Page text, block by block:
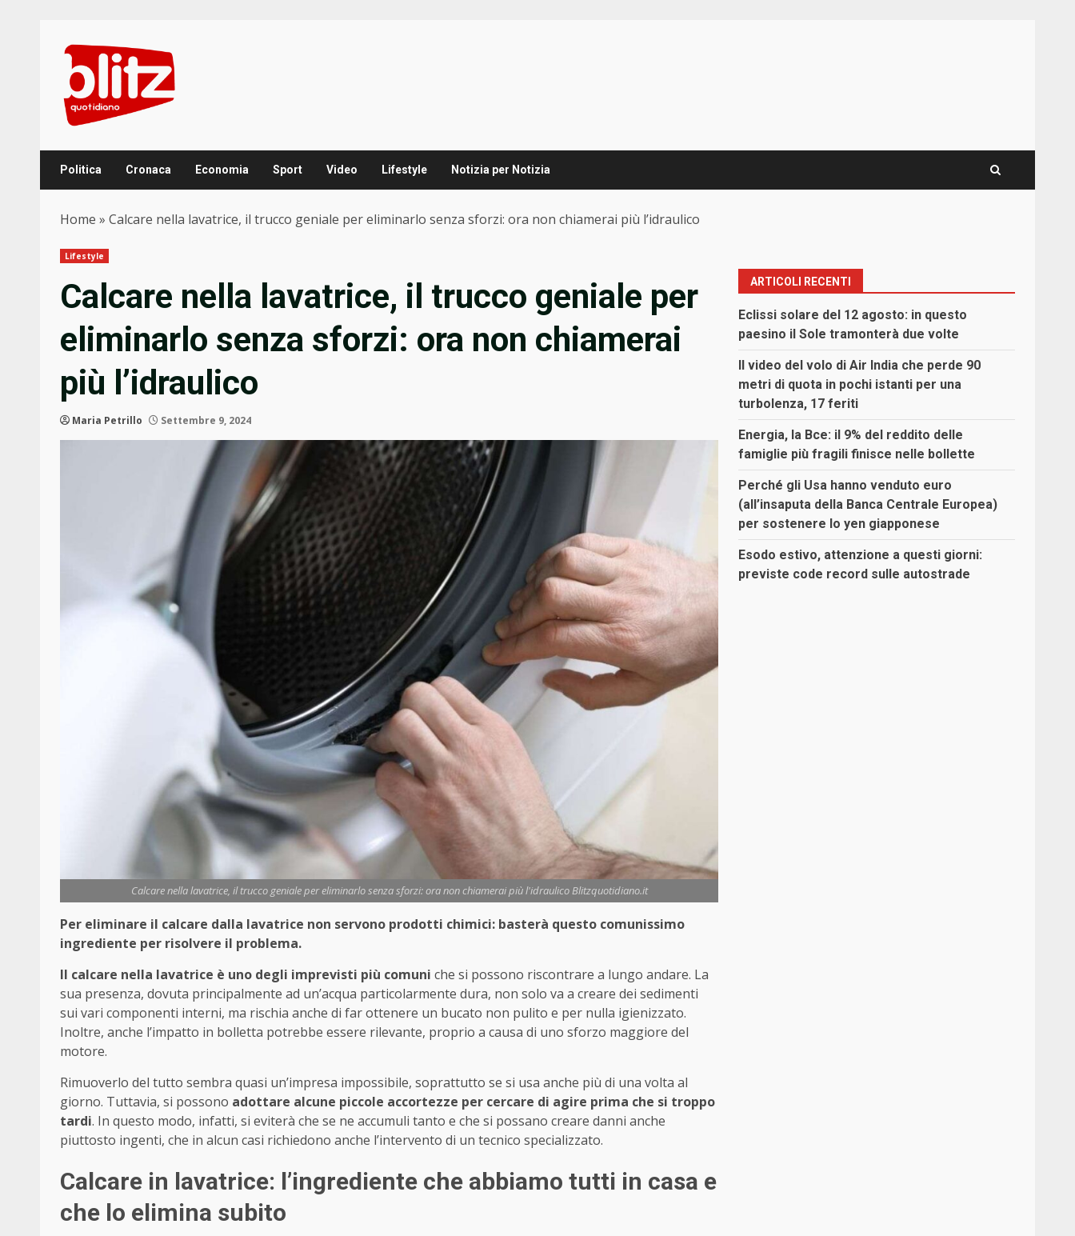
content
Politica Cronaca Economia Sport Video Lifestyle Notizia per Notizia
Home » Calcare nella lavatrice, il trucco geniale per eliminarlo senza sforzi: ora non chiamerai più l’idraulico
Lifestyle
Calcare nella lavatrice, il trucco geniale per
eliminarlo senza sforzi: ora non chiamerai
più l’idraulico
Maria Petrillo Settembre 9, 2024
Calcare nella lavatrice, il trucco geniale per eliminarlo senza sforzi: ora non chiamerai più l'idraulico Blitzquotidiano.it
Per eliminare il calcare dalla lavatrice non servono prodotti chimici: basterà questo comunissimo
ingrediente per risolvere il problema.
Il calcare nella lavatrice è uno degli imprevisti più comuni che si possono riscontrare a lungo andare. La
sua presenza, dovuta principalmente ad un’acqua particolarmente dura, non solo va a creare dei sedimenti
sui vari componenti interni, ma rischia anche di far ottenere un bucato non pulito e per nulla igienizzato.
Inoltre, anche l’impatto in bolletta potrebbe essere rilevante, proprio a causa di uno sforzo maggiore del
motore.
Rimuoverlo del tutto sembra quasi un’impresa impossibile, soprattutto se si usa anche più di una volta al
giorno. Tuttavia, si possono adottare alcune piccole accortezze per cercare di agire prima che si troppo
tardi. In questo modo, infatti, si eviterà che se ne accumuli tanto e che si possano creare danni anche
piuttosto ingenti, che in alcun casi richiedono anche l’intervento di un tecnico specializzato.
Calcare in lavatrice: l’ingrediente che abbiamo tutti in casa e
che lo elimina subito
ARTICOLI RECENTI
Eclissi solare del 12 agosto: in questo
paesino il Sole tramonterà due volte
Il video del volo di Air India che perde 90
metri di quota in pochi istanti per una
turbolenza, 17 feriti
Energia, la Bce: il 9% del reddito delle
famiglie più fragili finisce nelle bollette
Perché gli Usa hanno venduto euro
(all’insaputa della Banca Centrale Europea)
per sostenere lo yen giapponese
Esodo estivo, attenzione a questi giorni:
previste code record sulle autostrade